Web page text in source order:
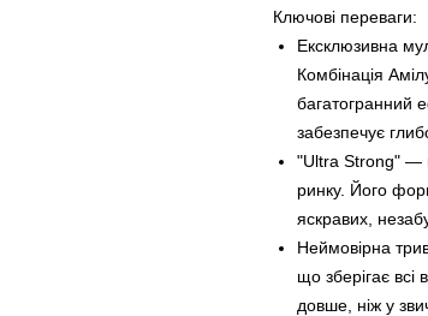
Ключові переваги:
Ексклюзивна
Комбінація
багатогранний
забезпечує
"Ultra Strong" —
ринку. Його
яскравих,
Неймовірна
що зберігає всі
довше, ніж у